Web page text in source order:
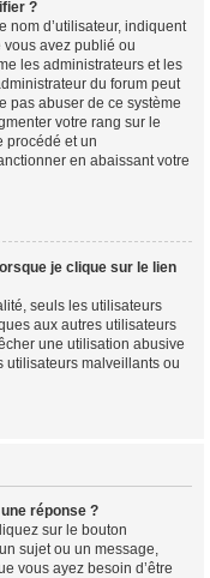
?
nom d’utilisateur, indiquent
avez publié ou
les administrateurs et les
du forum peut
pas abuser de ce système
votre rang sur le
procédé et un
en abaissant votre
je clique sur le lien
seuls les utilisateurs
aux autres utilisateurs
une utilisation abusive
utilisateurs malveillants ou
réponse ?
sur le bouton
sujet ou un message,
vous ayez besoin d’être